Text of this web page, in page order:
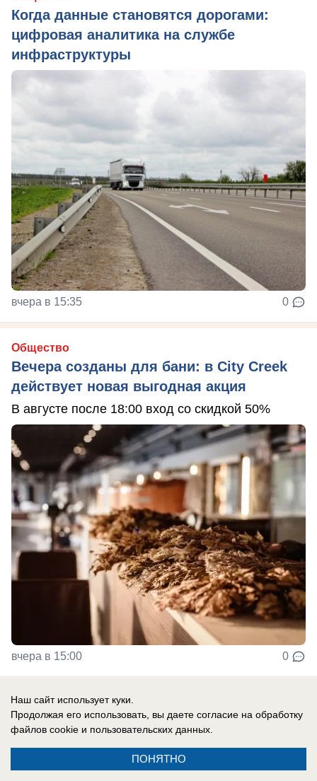
Когда данные становятся дорогами:
цифровая аналитика на службе
инфраструктуры
вчера в 15:35 0
Общество
Вечера созданы для бани: в City Creek
действует новая выгодная акция
В августе после 18:00 вход со скидкой 50%
вчера в 15:00 0
Общество
Воздух у «Платовского» признали одним
Формальдегид в атмосфере превысил норму
Наш сайт использует куки.
Продолжая его использовать, вы даете согласие на обработку
файлов cookie и пользовательских данных.
ПОНЯТНО